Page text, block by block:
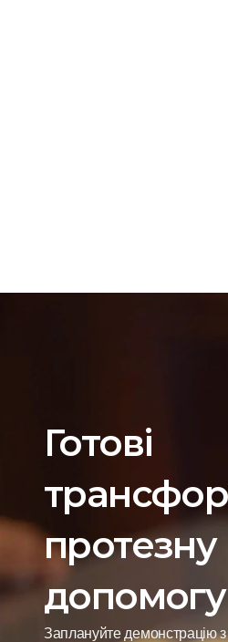
Готові
протезну
допомогу
Заплануйте демонстрацію